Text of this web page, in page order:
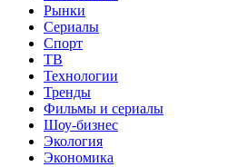
Рынки
Сериалы
Спорт
ТВ
Технологии
Тренды
Фильмы и сериалы
Шоу-бизнес
Экология
Экономика